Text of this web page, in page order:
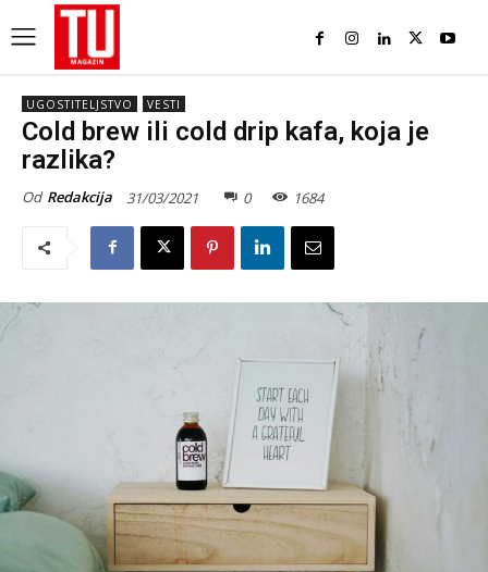
UGOSTITELJSTVO VESTI
Cold brew ili cold drip kafa, koja je
razlika?
Od Redakcija 31/03/2021 0 1684